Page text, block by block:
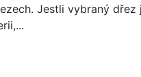
Jestli vybraný dřez